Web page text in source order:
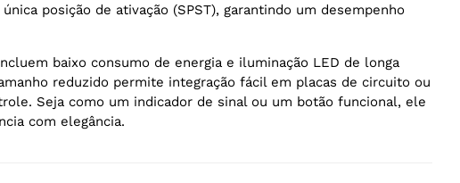
posição de ativação (SPST), garantindo um desempenho
baixo consumo de energia e iluminação LED de longa
reduzido permite integração fácil em placas de circuito ou
Seja como um indicador de sinal ou um botão funcional, ele
com elegância.